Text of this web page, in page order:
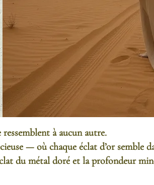
à aucun autre.
— où chaque éclat d’or semble
du métal doré et la profondeur